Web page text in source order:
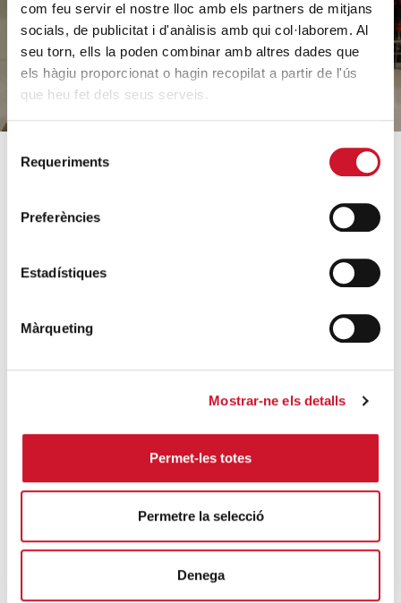
com feu servir el nostre lloc amb els partners de mitjans
socials, de publicitat i d'anàlisis amb qui col·laborem. Al
seu torn, ells la poden combinar amb altres dades que
els hàgiu proporcionat o hagin recopilat a partir de l'ús
que heu fet dels seus serveis.
Requeriments
Preferències
Estadístiques
Màrqueting
Mostrar-ne els detalls
Permet-les totes
Permetre la selecció
Denega
HAZ UN DONATIVO
¿Quiénes somos?
Orientaciones estratégicas
Archivo histórico
voluntariado
Conoce nuestros proyectos
Formación e inserción laboral
Migración y refugio
Personas mayores
Necesitas ayuda
ACTUALIDAD COLABORA
Haz un donativo o hazte